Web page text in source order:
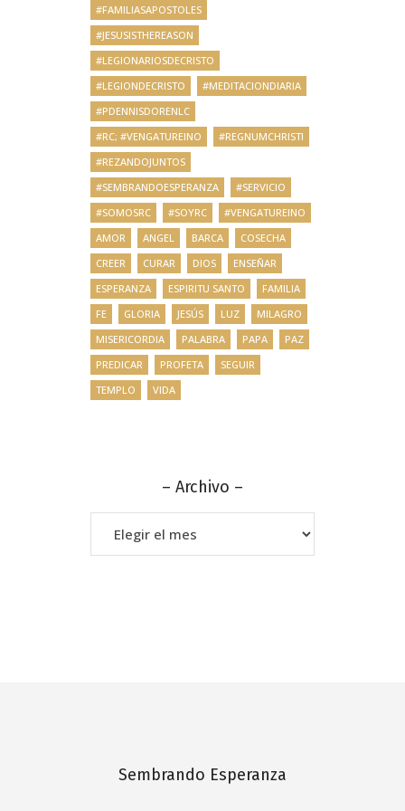
#FAMILIASAPOSTOLES
#JESUSISTHEREASON
#LEGIONARIOSDECRISTO
#LEGIONDECRISTO
#MEDITACIONDIARIA
#PDENNISDORENLC
#RC; #VENGATUREINO
#REGNUMCHRISTI
#REZANDOJUNTOS
#SEMBRANDOESPERANZA
#SERVICIO
#SOMOSRC
#SOYRC
#VENGATUREINO
AMOR
ANGEL BARCA
COSECHA
CREER
CURAR DIOS
ENSEÑAR
ESPERANZA
ESPIRITU SANTO
FAMILIA
FE
GLORIA JESÚS LUZ
MILAGRO
MISERICORDIA
PALABRA PAPA
PAZ
PREDICAR
PROFETA
SEGUIR
TEMPLO
VIDA
– Archivo –
–
Archivo
–
Sembrando Esperanza